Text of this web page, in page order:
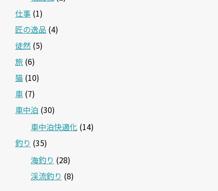
仕事 (1)
匠の逸品 (4)
徒然 (5)
旅 (6)
猫 (10)
車 (7)
車中泊 (30)
車中泊快適化 (14)
釣り (35)
海釣り (28)
渓流釣り (8)